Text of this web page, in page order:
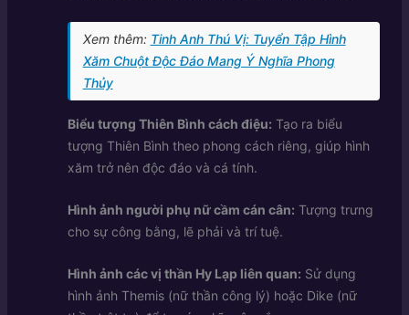
Xem thêm: Tinh Anh Thú Vị: Tuyển Tập Hình
Xăm Chuột Độc Đáo Mang Ý Nghĩa Phong
Thủy
Biểu tượng Thiên Bình cách điệu: Tạo ra biểu
tượng Thiên Bình theo phong cách riêng, giúp hình
xăm trở nên độc đáo và cá tính.
Hình ảnh người phụ nữ cầm cán cân: Tượng trưng
cho sự công bằng, lẽ phải và trí tuệ.
Hình ảnh các vị thần Hy Lạp liên quan: Sử dụng
hình ảnh Themis (nữ thần công lý) hoặc Dike (nữ